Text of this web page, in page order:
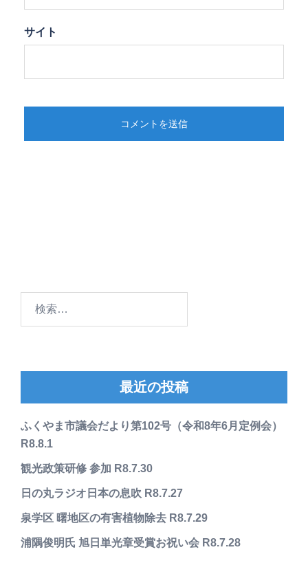
サイト
最近の投稿
ふくやま市議会だより第102号（令和8年6月定例会）
R8.8.1
観光政策研修 参加 R8.7.30
日の丸ラジオ日本の息吹 R8.7.27
泉学区 曙地区の有害植物除去 R8.7.29
浦隅俊明氏 旭日単光章受賞お祝い会 R8.7.28